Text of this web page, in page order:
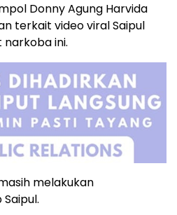
Donny Agung Harvida
terkait video viral Saipul
ini.
melakukan